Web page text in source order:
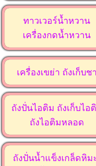
ทาวเวอร์น้ำหวาน
เครื่องกดน้ำหวาน
เครื่องเขย่า ถังเก็บชา
ถังปั่นไอติม ถังเก็บไอ
ถังไอติมหลอด
ถังปั่นน้ำแข็งเกล็ดหิม